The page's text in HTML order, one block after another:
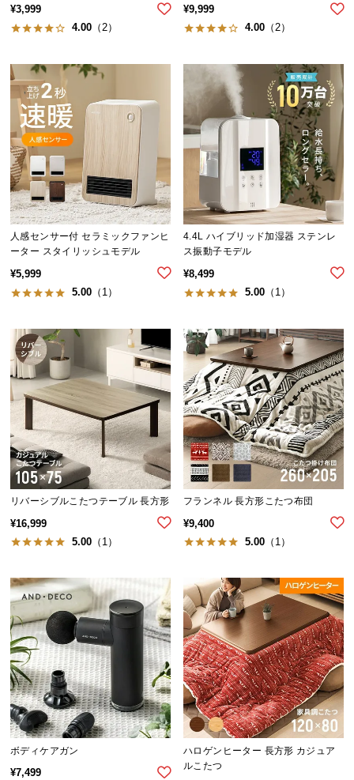
¥3,999
4.00 （2）
¥9,999
4.00 （2）
人感センサー付 セラミックファンヒ
ーター スタイリッシュモデル
¥5,999
5.00 （1）
4.4L ハイブリッド加湿器 ステンレ
ス振動子モデル
¥8,499
5.00 （1）
リバーシブルこたつテーブル 長方形
¥16,999
5.00 （1）
フランネル 長方形こたつ布団
¥9,400
5.00 （1）
ボディケアガン
¥7,499
ハロゲンヒーター 長方形 カジュア
ルこたつ